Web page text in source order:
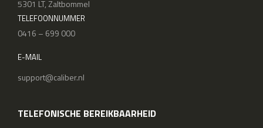
5301 LT, Zaltbommel
TELEFOONNUMMER
0416 – 699 000
E-MAIL
support@caliber.nl
TELEFONISCHE BEREIKBAARHEID